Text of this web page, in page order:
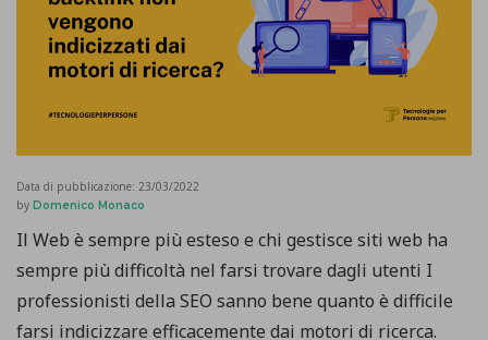
Data di pubblicazione: 23/03/2022
by Domenico Monaco
Il Web è sempre più esteso e chi gestisce siti web ha
sempre più difficoltà nel farsi trovare dagli utenti I
professionisti della SEO sanno bene quanto è difficile
farsi indicizzare efficacemente dai motori di ricerca.